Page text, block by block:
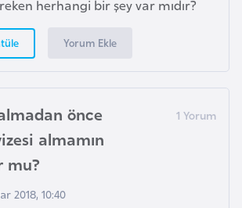
herhangi bir şey var mıdır?
Yorum Ekle
önce
almamın
mu?
2018, 10:40